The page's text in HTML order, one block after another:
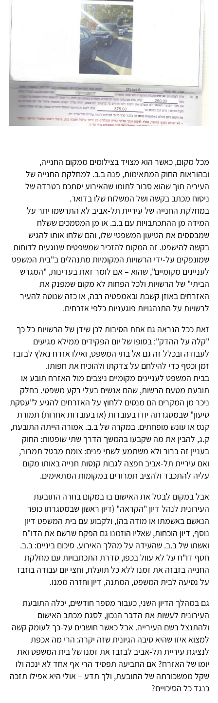
מכל מקום, כאשר הוא מצויד בצילומים ממקום החנייה,
ובהוראות החוק המתאימות, פנה ב.ב. למחלקת החנייה של
העיריה תוך שהוא סבור לתומו שהאירוע יסתכם בטרדה של
ניסוח מכתב בקשה ושל המשלוח שלו בדואר.
במחלקת החנייה של עיריית תל-אביב לא התרשמו יתר על
המידה מן ההתכתבויות עם ב.ב. או מן המסמכים ששלח
שמבססים את הטיעון המשפטי שלו, והם שלחו אותו להגיש
בקשה להישפט. זה המקום להזכיר שמשפטים שנוגעים לדוחות
שמונפקים על-ידי הרשויות המקומיות מתנהלים ב"בית המשפט
לעניינים מקומיים", שהוא – אם לומר זאת בעדינות, "המגרש
הביתי" של הרשויות ולכל הפחות לא מקום שמפנק את
האזרחים באוזן קשבת ובאמפטיה רבה, או כזה שנוטה להעיר
לרשויות על התנהגויות פוגעניות כלפי אזרחים.
זאת ככל הנראה גם אחת הסיבות לכן שידן של הרשויות כל כך
"קלה על ההדק": בסופו של יום הפקידים ממילא מגיעים
לעבודה ובכלל זה גם אל בתי המשפט, ואילו אזרח נאלץ לבזבז
זמן וכסף כדי להילחם על צדקתו ולהוכיח את חפותו.
בבית המשפט לעניינים מקומיים ניצבים מול האזרח תובע או
תובעת מטעם הרשות, שהם אנשים בעלי רקע משפטי. בחלק
ניכר מן המקרים הם מנסים ללחוץ על האזרחים להגיע ל"עסקת
טיעון" שבמסגרתה יודו בעובדות (או בעובדות אחרות) תמורת
קנס או עונש מופחתים. במקרה של ב.ב. אמורה הייתה התובעת,
ק.ג, להבין את מה שקבעו בהמשך הדרך שתי שופטות: החוק
בעניין זה ברור ולא משתמע לשתי פנים: צומת מבטל תמרור,
ואם עיריית תל-אביב חפצה לגבות קנסות חנייה באותו מקום
עליה להתכבד ולהציב תמרורים במקומות המתאימים.
אבל במקום לבטל את האישום בו במקום בחרה התובעת
העירונית לנהל דיון "הקראה" (דיון ראשון שבמסגרתו כופר
הנאשם באשמתו או מודה בה), ולקבוע עם בית המשפט דיון
נוסף, דיון הוכחות, שאליו הוזמנו גם הפקח שרשם את הדו"ח
ואשתו של ב.ב. שהעידה על מהלך האירוע. סיכום ביניים: ב.ב.
חטף דו"ח על לא עוול בכפו, סדרת התכתבויות עם מחלקת
החנייה בזבזה את זמנו ללא כל תועלת, וחצי יום עבודה בוזבז
על נסיעה לבית המשפט, המתנה, דיון וחזרה ממנו.
גם במהלך הדיון השני, כעבור מספר חודשים, יכלה התובעת
העירונית לעשות את הדבר הנכון, לסגת מכתב האישום
ולהתנצל בשם העירייה. אבל כאשר חושבים על-כך לעומק קשה
למצוא איזו שהיא סיבה הגיונית שזה יקרה: הרי מה אכפת
לנציגת עיריית תל-אביב לבזבז את זמנו של בית המשפט ואת
יומו של האזרח? אם התביעה תפסיד הרי אף אחד לא ינכה ולו
שקל ממשכורתה של התובעת, ולך תדע – אולי היא אפילו תזכה
כנגד כל הסיכויים?